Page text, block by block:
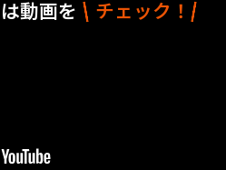
動画を チェック！